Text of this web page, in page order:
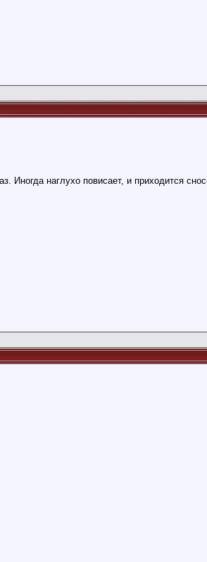
Иногда наглухо повисает, и приходится